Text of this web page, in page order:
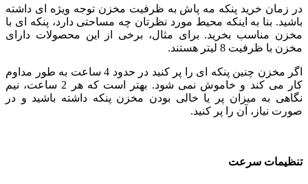
در زمان خرید پنکه مه پاش به ظرفیت مخزن توجه ویژه ای داشته
باشید. بنا به اینکه محیط مورد نظرتان چه مساحتی دارد، پنکه ای با
مخزن مناسب بخرید. برای مثال، برخی از این محصولات دارای
مخزن با ظرفیت 8 لیتر هستند.
اگر مخزن چنین پنکه ای را پر کنید در حدود 4 ساعت به طور مداوم
کار می کند و خاموش نمی شود. بهتر است که هر 2 ساعت، نیم
نگاهی به میزان پر یا خالی بودن مخزن پنکه داشته باشید و در
صورت نیاز، آن را پر کنید.
تنظیمات سرعت